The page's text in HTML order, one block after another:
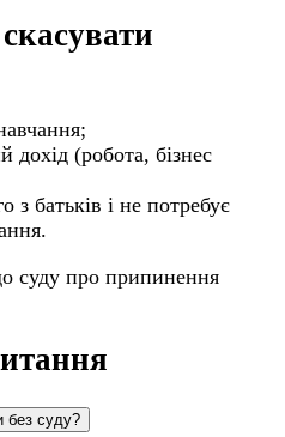
дохід (робота, бізнес
з батьків і не потребує
суду про припинення
без суду?